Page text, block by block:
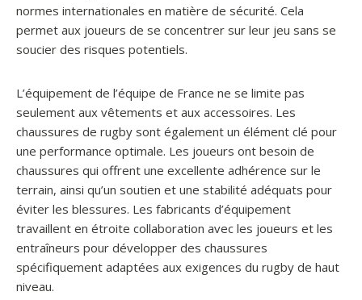
normes internationales en matière de sécurité. Cela
permet aux joueurs de se concentrer sur leur jeu sans se
soucier des risques potentiels.
L’équipement de l’équipe de France ne se limite pas
seulement aux vêtements et aux accessoires. Les
chaussures de rugby sont également un élément clé pour
une performance optimale. Les joueurs ont besoin de
chaussures qui offrent une excellente adhérence sur le
terrain, ainsi qu’un soutien et une stabilité adéquats pour
éviter les blessures. Les fabricants d’équipement
travaillent en étroite collaboration avec les joueurs et les
entraîneurs pour développer des chaussures
spécifiquement adaptées aux exigences du rugby de haut
niveau.